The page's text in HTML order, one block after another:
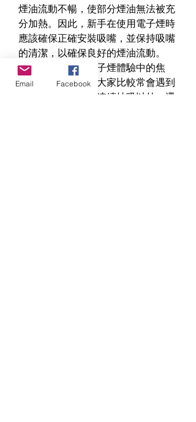
煙油流動不暢，使部分煙油無法被充
分加熱。因此，新手在使用電子煙時
應該確保正確安裝吸嘴，並保持吸嘴
的清潔，以確保良好的煙油流動。
如果您希望減少電子煙體驗中的焦
味，這個問題也是大家比較常會遇到
的問題，除了避免連續抽吸以外，還
Email Facebook